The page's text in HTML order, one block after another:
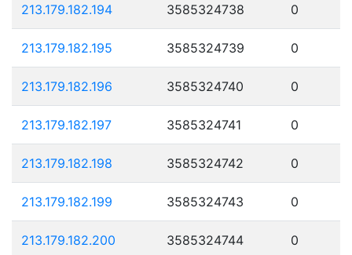
213.179.182.194 3585324738 0
213.179.182.195 3585324739 0
213.179.182.196 3585324740 0
213.179.182.197 3585324741 0
213.179.182.198 3585324742 0
213.179.182.199 3585324743 0
213.179.182.200 3585324744 0